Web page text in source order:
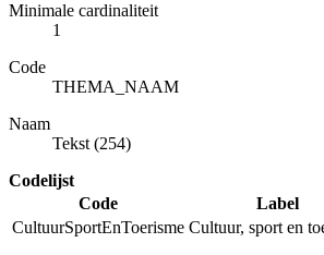
Minimale cardinaliteit
1
Code
THEMA_NAAM
Naam
Tekst (254)
Codelijst
Code
Label
CultuurSportEnToerisme Cultuur, sport en